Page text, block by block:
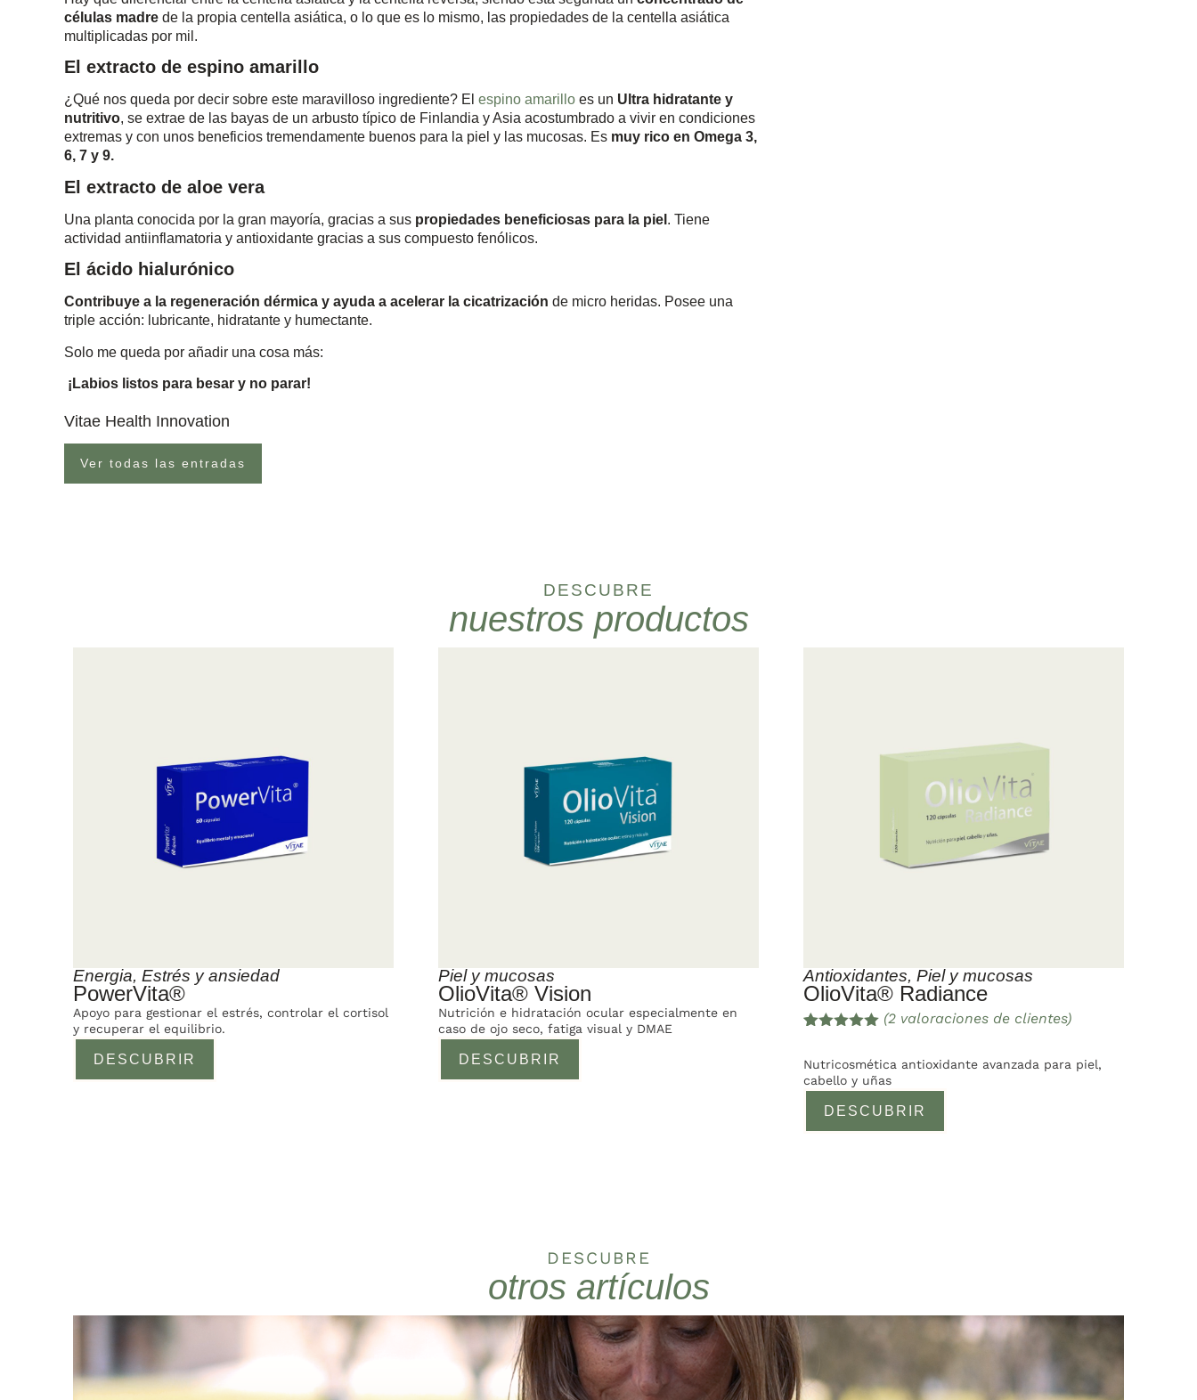
células madre de la propia centella asiática, o lo que es lo mismo, las propiedades de la centella asiática
multiplicadas por mil.
El extracto de espino amarillo
¿Qué nos queda por decir sobre este maravilloso ingrediente? El espino amarillo es un Ultra hidratante y
nutritivo, se extrae de las bayas de un arbusto típico de Finlandia y Asia acostumbrado a vivir en condiciones
extremas y con unos beneficios tremendamente buenos para la piel y las mucosas. Es muy rico en Omega 3,
6, 7 y 9.
El extracto de aloe vera
Una planta conocida por la gran mayoría, gracias a sus propiedades beneficiosas para la piel . Tiene
actividad antiinflamatoria y antioxidante gracias a sus compuesto fenólicos.
El ácido hialurónico
Contribuye a la regeneración dérmica y ayuda a acelerar la cicatrización de micro heridas. Posee una
triple acción: lubricante, hidratante y humectante.
Solo me queda por añadir una cosa más:
¡Labios listos para besar y no parar!
Vitae Health Innovation
Ver todas las entradas
DESCUBRE
nuestros productos
Energia, Estrés y ansiedad
PowerVita®
DESCUBRIR
Apoyo para gestionar el estrés, controlar el cortisol
y recuperar el equilibrio.
Piel y mucosas
OlioVita® Vision
DESCUBRIR
Nutrición e hidratación ocular especialmente en
caso de ojo seco, fatiga visual y DMAE
Antioxidantes, Piel y mucosas
OlioVita® Radiance
DESCUBRIR
5 en base
a
s de
(2 valoraciones de clientes)
Nutricosmética antioxidante avanzada para piel,
cabello y uñas
DESCUBRE
otros artículos